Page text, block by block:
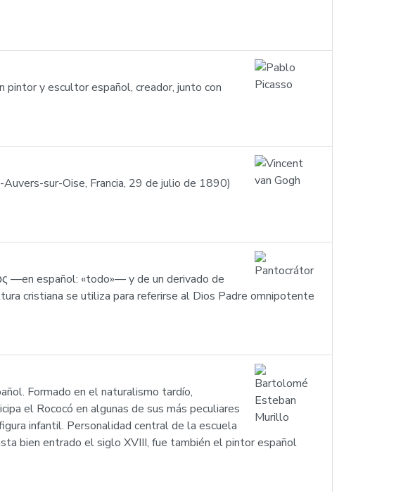
y escultor español, creador, junto con
sur-Oise, Francia, 29 de julio de 1890)
—en español: «todo»— y de un derivado de
cristiana se utiliza para referirse al Dios Padre omnipotente
Formado en el naturalismo tardío,
el Rococó en algunas de sus más peculiares
infantil. Personalidad central de la escuela
bien entrado el siglo XVIII, fue también el pintor español